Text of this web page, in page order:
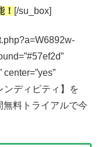
[/su_box]
center=”yes”
ンディピティ】を
無料トライアルで今